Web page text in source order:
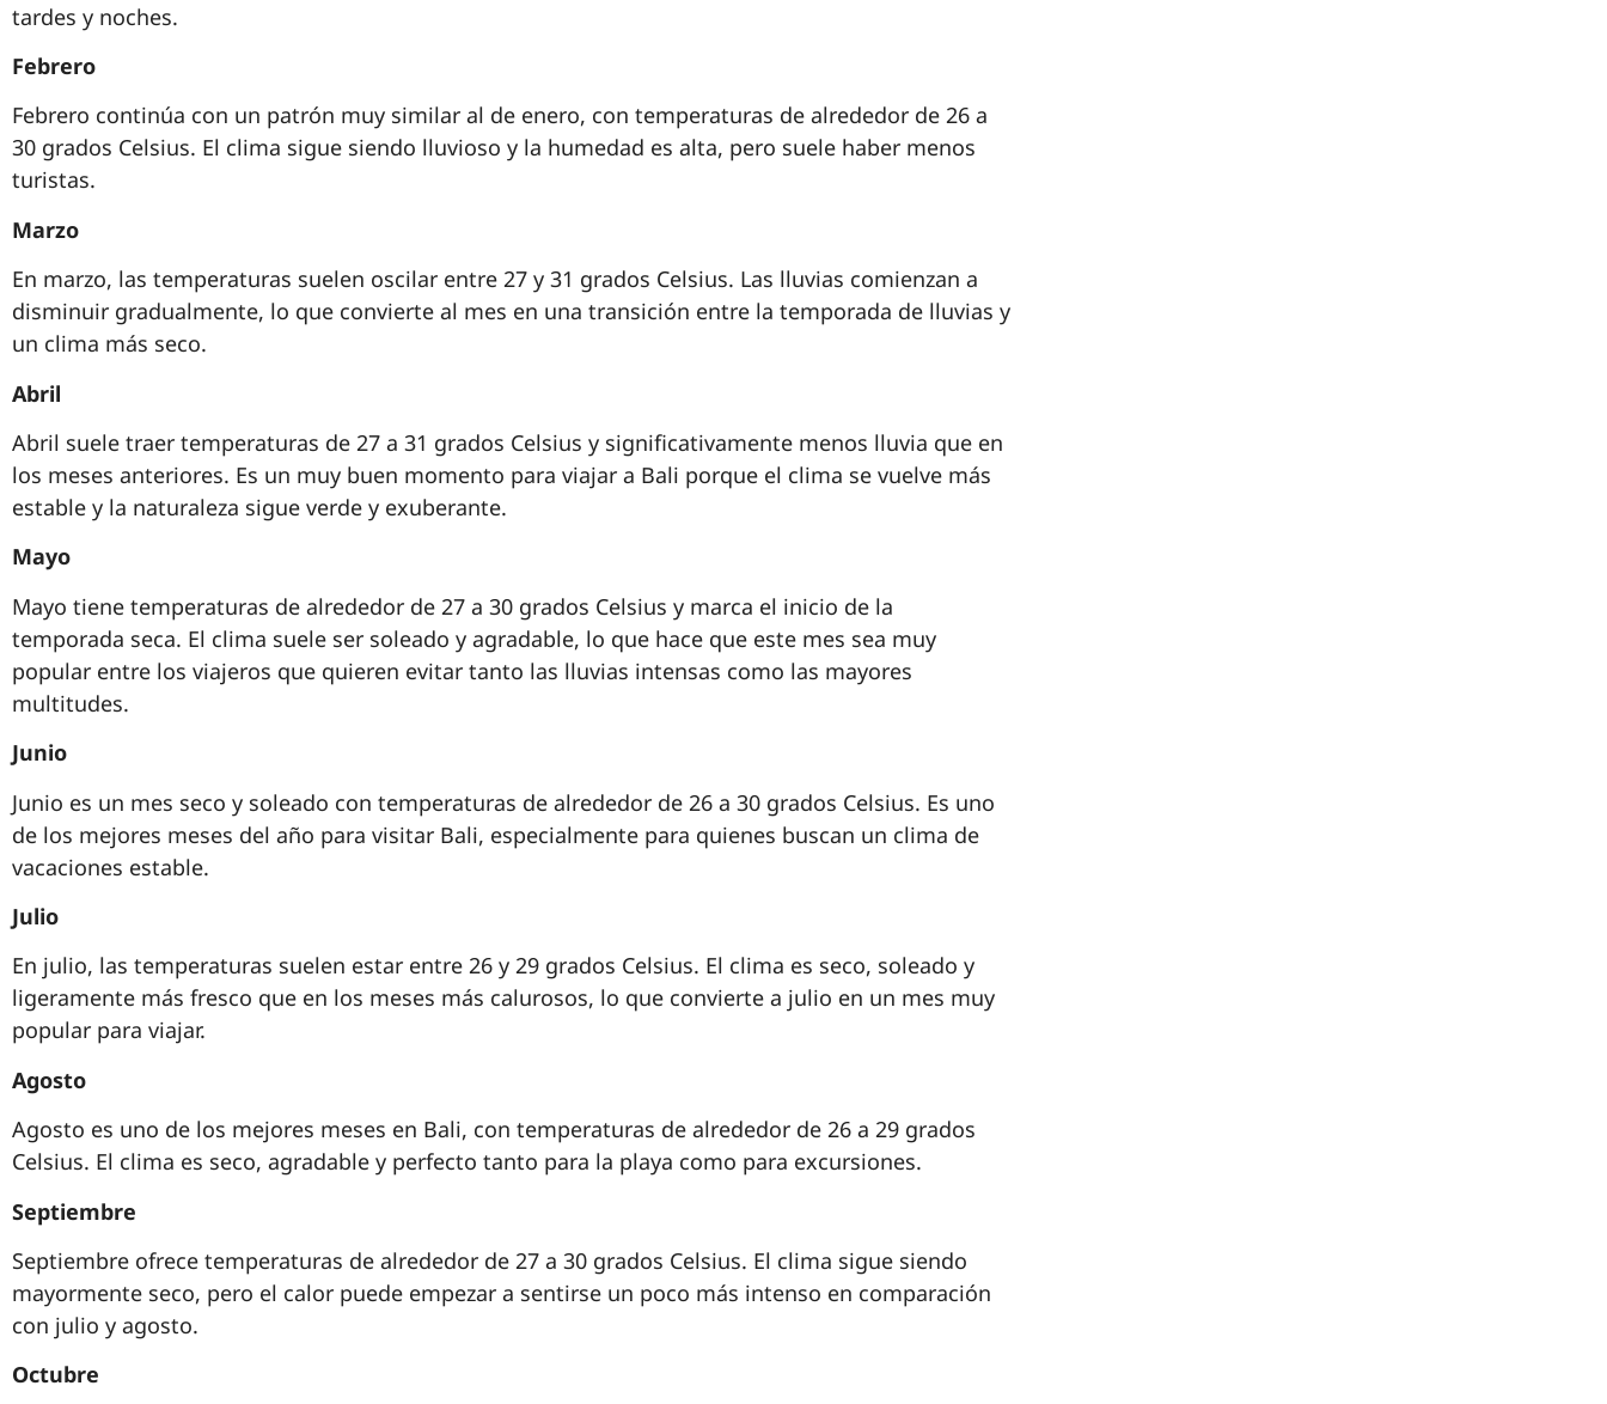
tardes y noches.
Febrero
Febrero continúa con un patrón muy similar al de enero, con temperaturas de alrededor de 26 a
30 grados Celsius. El clima sigue siendo lluvioso y la humedad es alta, pero suele haber menos
turistas.
Marzo
En marzo, las temperaturas suelen oscilar entre 27 y 31 grados Celsius. Las lluvias comienzan a
disminuir gradualmente, lo que convierte al mes en una transición entre la temporada de lluvias y
un clima más seco.
Abril
Abril suele traer temperaturas de 27 a 31 grados Celsius y significativamente menos lluvia que en
los meses anteriores. Es un muy buen momento para viajar a Bali porque el clima se vuelve más
estable y la naturaleza sigue verde y exuberante.
Mayo
Mayo tiene temperaturas de alrededor de 27 a 30 grados Celsius y marca el inicio de la
temporada seca. El clima suele ser soleado y agradable, lo que hace que este mes sea muy
popular entre los viajeros que quieren evitar tanto las lluvias intensas como las mayores
multitudes.
Junio
Junio es un mes seco y soleado con temperaturas de alrededor de 26 a 30 grados Celsius. Es uno
de los mejores meses del año para visitar Bali, especialmente para quienes buscan un clima de
vacaciones estable.
Julio
En julio, las temperaturas suelen estar entre 26 y 29 grados Celsius. El clima es seco, soleado y
ligeramente más fresco que en los meses más calurosos, lo que convierte a julio en un mes muy
popular para viajar.
Agosto
Agosto es uno de los mejores meses en Bali, con temperaturas de alrededor de 26 a 29 grados
Celsius. El clima es seco, agradable y perfecto tanto para la playa como para excursiones.
Septiembre
Septiembre ofrece temperaturas de alrededor de 27 a 30 grados Celsius. El clima sigue siendo
mayormente seco, pero el calor puede empezar a sentirse un poco más intenso en comparación
con julio y agosto.
Octubre